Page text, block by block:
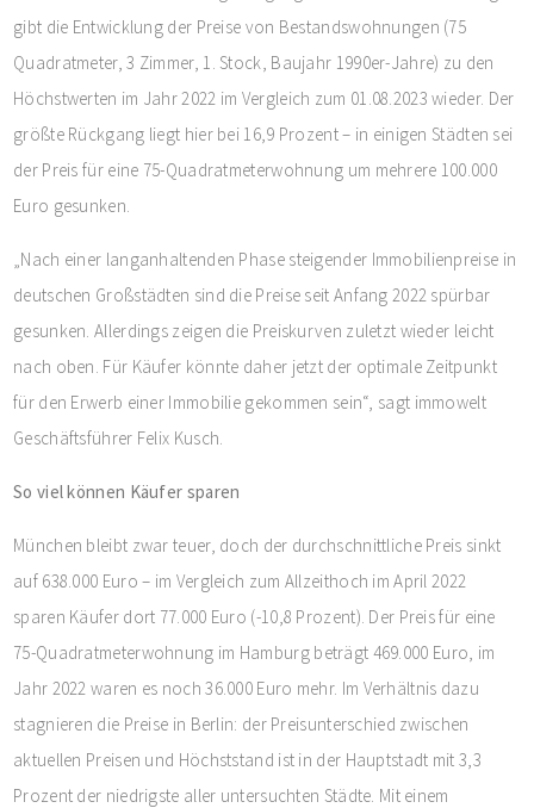
gibt die Entwicklung der Preise von Bestandswohnungen (75
Quadratmeter, 3 Zimmer, 1. Stock, Baujahr 1990er-Jahre) zu den
Höchstwerten im Jahr 2022 im Vergleich zum 01.08.2023 wieder. Der
größte Rückgang liegt hier bei 16,9 Prozent – in einigen Städten sei
der Preis für eine 75-Quadratmeterwohnung um mehrere 100.000
Euro gesunken.
„Nach einer langanhaltenden Phase steigender Immobilienpreise in
deutschen Großstädten sind die Preise seit Anfang 2022 spürbar
gesunken. Allerdings zeigen die Preiskurven zuletzt wieder leicht
nach oben. Für Käufer könnte daher jetzt der optimale Zeitpunkt
für den Erwerb einer Immobilie gekommen sein“, sagt immowelt
Geschäftsführer Felix Kusch.
So viel können Käufer sparen
München bleibt zwar teuer, doch der durchschnittliche Preis sinkt
auf 638.000 Euro – im Vergleich zum Allzeithoch im April 2022
sparen Käufer dort 77.000 Euro (-10,8 Prozent). Der Preis für eine
75-Quadratmeterwohnung im Hamburg beträgt 469.000 Euro, im
Jahr 2022 waren es noch 36.000 Euro mehr. Im Verhältnis dazu
stagnieren die Preise in Berlin: der Preisunterschied zwischen
aktuellen Preisen und Höchststand ist in der Hauptstadt mit 3,3
Prozent der niedrigste aller untersuchten Städte. Mit einem